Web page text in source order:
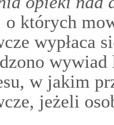
o których
wypłaca
wywiad
w jakim
jeżeli